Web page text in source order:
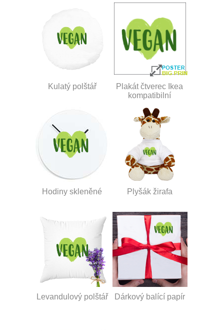
Kulatý polštář
Plakát čtverec Ikea
kompatibilní
Hodiny skleněné Plyšák žirafa
Levandulový polštář Dárkový balící papír